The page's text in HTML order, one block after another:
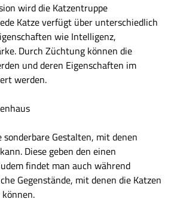
wird die Katzentruppe
Katze verfügt über unterschiedlich
wie Intelligenz,
Durch Züchtung können die
und deren Eigenschaften im
werden.
sonderbare Gestalten, mit denen
Diese geben den einen
findet man auch während
Gegenstände, mit denen die Katzen